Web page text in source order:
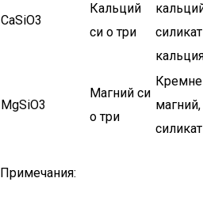
CaSiO3
Кальций
си о три
силикат
MgSiO3
Магний си
о три
магний,
Примечания: